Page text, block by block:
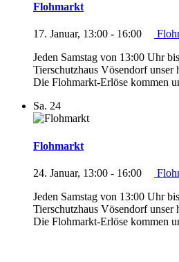
Flohmarkt
17. Januar, 13:00 - 16:00
Jeden Samstag von 13:00 Uhr
Tierschutzhaus Vösendorf unser
Die Flohmarkt-Erlöse kommen
Sa. 24
Flohmarkt
24. Januar, 13:00 - 16:00
Jeden Samstag von 13:00 Uhr
Tierschutzhaus Vösendorf unser
Die Flohmarkt-Erlöse kommen